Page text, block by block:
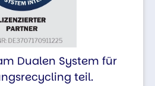
Dualen System für
teil.